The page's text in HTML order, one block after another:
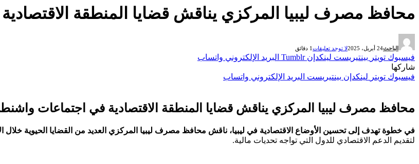
محافظ مصرف ليبيا المركزي يناقش قضايا المنطقة
الباحث24 أبريل، 2025 لا توجد تعليقات1 دقائق
فيسبوك تويتر بينتيريست لينكدإن Tumblr البريد الإلكتروني واتساب
شاركها
فيسبوك تويتر لينكدإن بينتيريست البريد الإلكتروني واتساب
محافظ مصرف ليبيا ⁢المركزي يناقش قضايا المنطقة الاقتصادية في اجتماعات
في خطوة تهدف إلى تحسين الأوضاع الاقتصادية في ليبيا، ⁣ناقش محافظ مصرف ليبيا المركزي العديد من القضايا الحيوية
لتقديم الدعم⁣ الاقتصادي للدول التي تواجه ⁢تحديات مالية.